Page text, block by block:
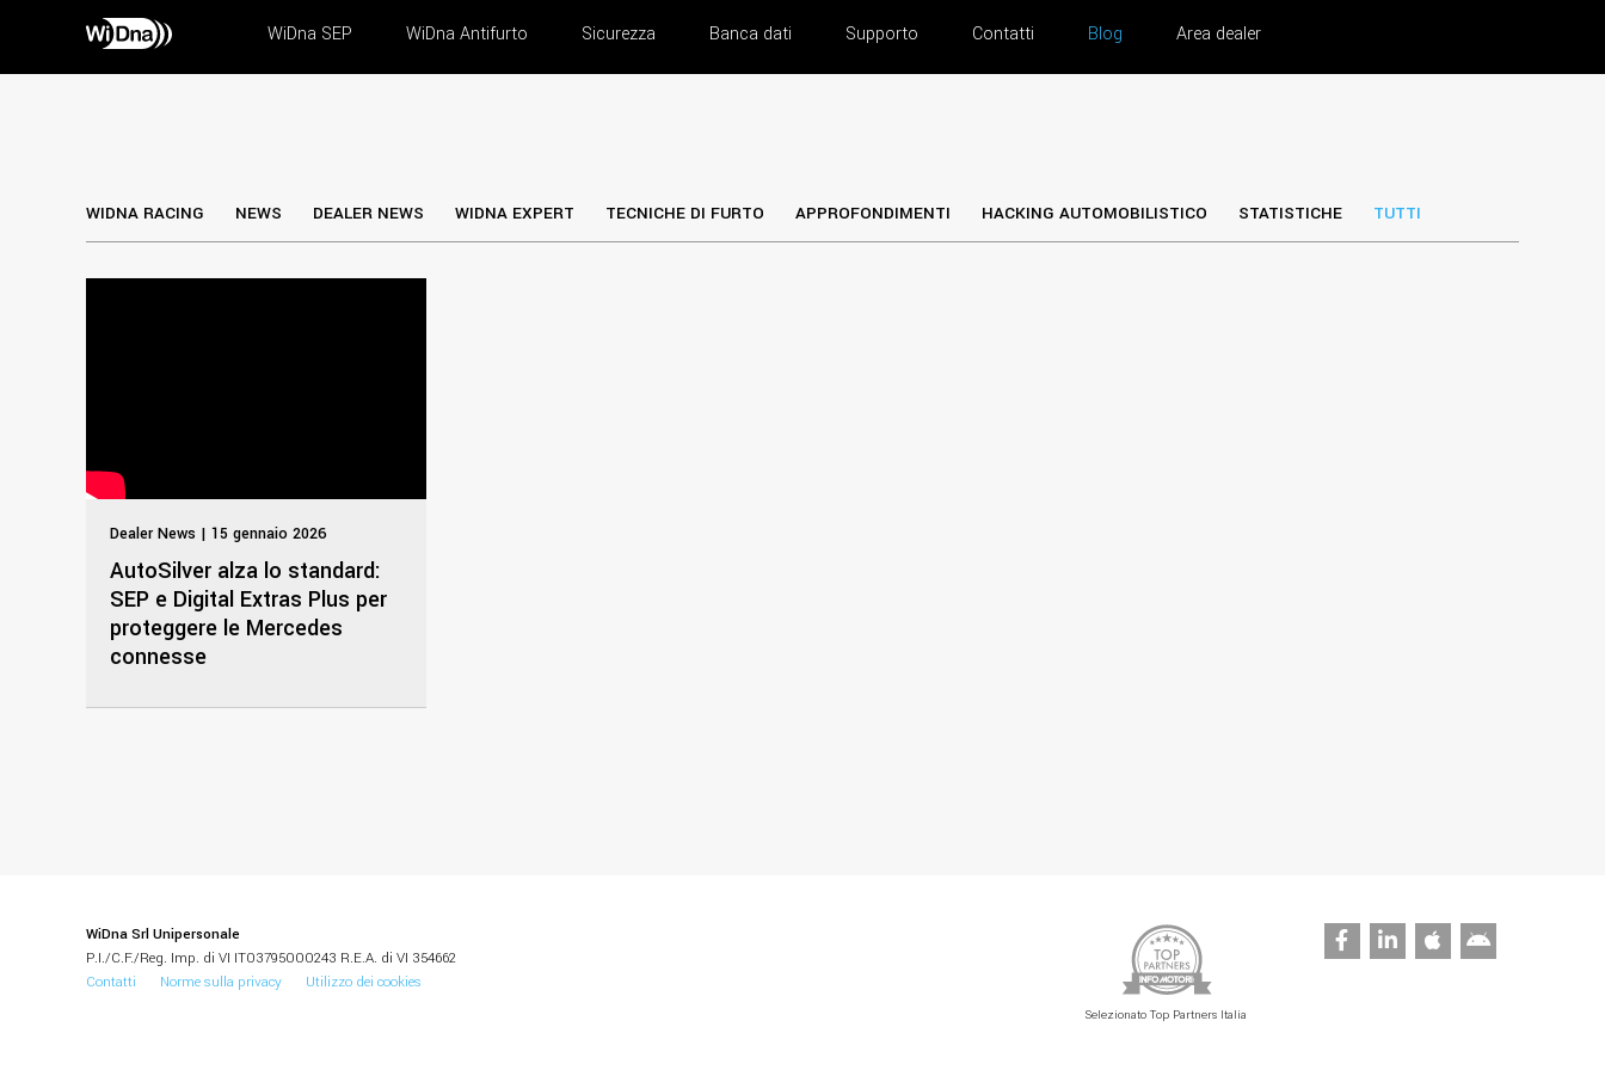
WiDna SEP WiDna Antifurto Sicurezza Banca dati Supporto Contatti Blog Area dealer
WIDNA RACING NEWS DEALER NEWS WIDNA EXPERT TECNICHE DI FURTO APPROFONDIMENTI HACKING AUTOMOBILISTICO STATISTICHE TUTTI
Dealer News | 15 gennaio 2026
AutoSilver alza lo standard:
SEP e Digital Extras Plus per
proteggere le Mercedes
connesse
WiDna Srl Unipersonale
P.I./C.F./Reg. Imp. di VI IT03795000243 R.E.A. di VI 354662
Contatti
Norme sulla privacy Utilizzo dei cookies
Selezionato Top Partners Italia